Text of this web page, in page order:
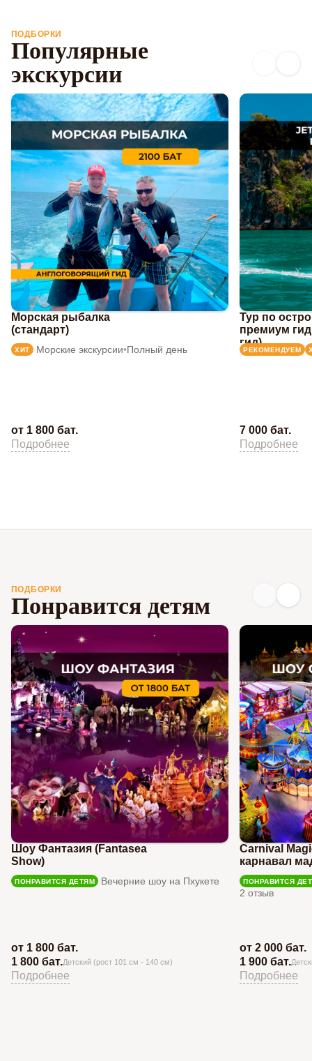
ПОДБОРКИ
Популярные
экскурсии
Морская рыбалка
(стандарт)
ХИТ Морские экскурсии•Полный день
от 1 800 бат.
Подробнее
Тур по
премиум
гид)
РЕКОМЕНДУЕМ
7 000 бат.
Подробнее
ПОДБОРКИ
Понравится детям
Шоу Фантазия (Fantasea
Show)
ПОНРАВИТСЯ ДЕТЯМ Вечерние шоу на Пхукете
от 1 800 бат.
1 800 бат.Детский (рост 101 см - 140 см)
Подробнее
Carnival
карнавал
ПОНРАВИТСЯ
2 отзыв
от 2 000 бат.
1 900 бат.
Подробнее